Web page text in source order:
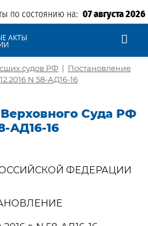
по состоянию на: 07 августа 2026
АКТЫ
судов РФ | Постановление
N 58-АД16-16
Суда РФ
АД16-16
ФЕДЕРАЦИИ